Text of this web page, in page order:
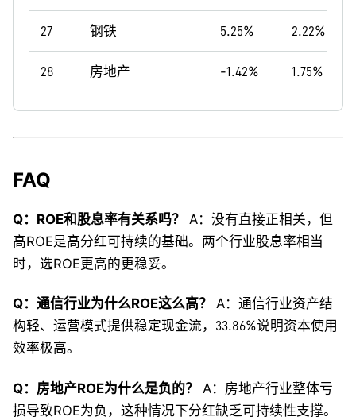
27 钢铁 5.25% 2.22%
28 房地产 -1.42% 1.75%
FAQ
Q：ROE和股息率有关系吗？
A：没有直接正相关，但
高ROE是高分红可持续的基础。两个行业股息率相当
时，选ROE更高的更稳妥。
Q：通信行业为什么ROE这么高？
A：通信行业资产结
构轻、运营模式提供稳定现金流，33.86%说明资本使用
效率极高。
Q：房地产ROE为什么是负的？
A：房地产行业整体亏
损导致ROE为负，这种情况下分红缺乏可持续性支撑。